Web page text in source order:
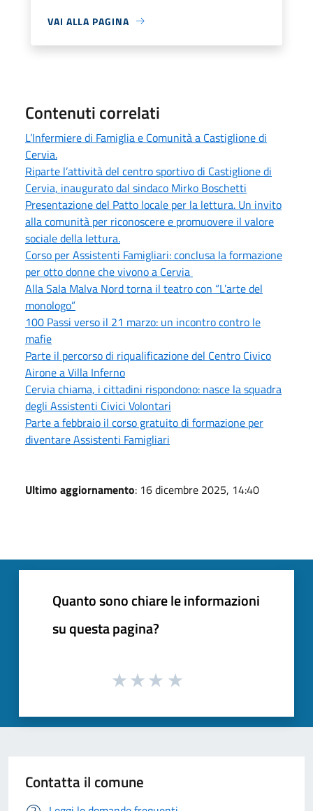
VAI ALLA PAGINA
Contenuti correlati
L’Infermiere di Famiglia e Comunità a Castiglione di
Cervia.
Riparte l’attività del centro sportivo di Castiglione di
Cervia, inaugurato dal sindaco Mirko Boschetti
Presentazione del Patto locale per la lettura. Un invito
alla comunità per riconoscere e promuovere il valore
sociale della lettura.
Corso per Assistenti Famigliari: conclusa la formazione
per otto donne che vivono a Cervia
Alla Sala Malva Nord torna il teatro con “L’arte del
monologo”
100 Passi verso il 21 marzo: un incontro contro le
mafie
Parte il percorso di riqualificazione del Centro Civico
Airone a Villa Inferno
Cervia chiama, i cittadini rispondono: nasce la squadra
degli Assistenti Civici Volontari
Parte a febbraio il corso gratuito di formazione per
diventare Assistenti Famigliari
Ultimo aggiornamento: 16 dicembre 2025, 14:40
Quanto sono chiare le informazioni
su questa pagina?
Contatta il comune